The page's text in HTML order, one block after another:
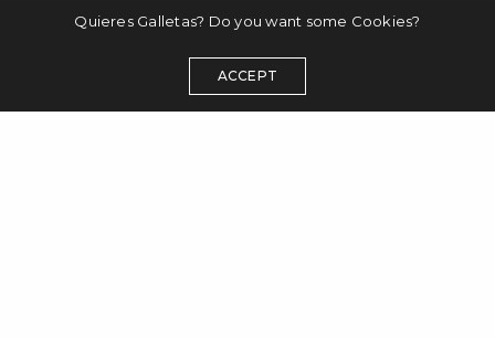
Quieres Galletas? Do you want some Cookies?
ACCEPT